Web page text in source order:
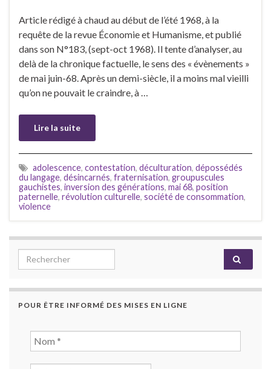
Article rédigé à chaud au début de l’été 1968, à la
requête de la revue Économie et Humanisme, et publié
dans son N°183, (sept-oct 1968). Il tente d’analyser, au
delà de la chronique factuelle, le sens des « évènements »
de mai juin-68. Après un demi-siècle, il a moins mal vieilli
qu’on ne pouvait le craindre, à …
Lire la suite
adolescence, contestation, déculturation, dépossédés
du langage, désincarnés, fraternisation, groupuscules
gauchistes, inversion des générations, mai 68, position
paternelle, révolution culturelle, société de consommation,
violence
Search for:
POUR ÊTRE INFORMÉ DES MISES EN LIGNE